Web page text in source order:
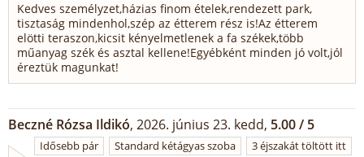
Kedves személyzet,házias finom ételek,rendezett park,
tisztaság mindenhol,szép az étterem rész is!Az étterem
elötti teraszon,kicsit kényelmetlenek a fa székek,több
műanyag szék és asztal kellene!Egyébként minden jó volt,jól
éreztük magunkat!
Beczné Rózsa Ildikó, 2026. június 23. kedd, 5.00 / 5
Idősebb pár Standard kétágyas szoba 3 éjszakát töltött itt